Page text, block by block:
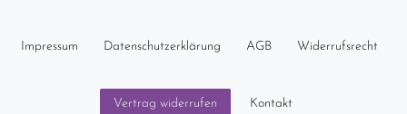
Impressum Daten­schutz­erklärung AGB Widerrufs­recht
Vertrag widerrufen Kontakt